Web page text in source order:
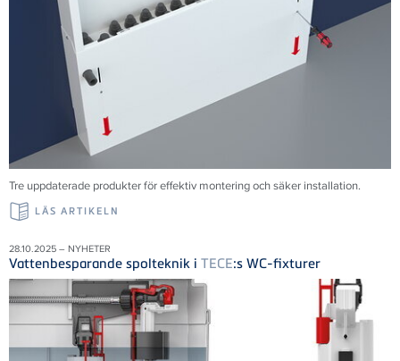
Tre uppdaterade produkter för effektiv montering och säker installation.
LÄS ARTIKELN
28.10.2025 – NYHETER
Vattenbesparande spolteknik i TECE:s WC-fixturer